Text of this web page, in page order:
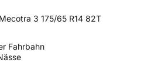
3 175/65 R14 82T
Fahrbahn